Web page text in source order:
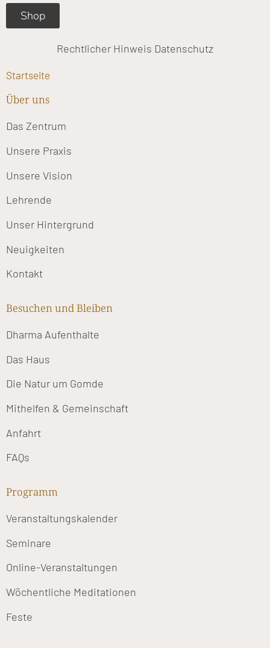
Shop
Rechtlicher Hinweis Datenschutz
Startseite
Über uns
Das Zentrum
Unsere Praxis
Unsere Vision
Lehrende
Unser Hintergrund
Neuigkeiten
Kontakt
Besuchen und Bleiben
Dharma Aufenthalte
Das Haus
Die Natur um Gomde
Mithelfen & Gemeinschaft
Anfahrt
FAQs
Programm
Veranstaltungskalender
Seminare
Online-Veranstaltungen
Wöchentliche Meditationen
Feste